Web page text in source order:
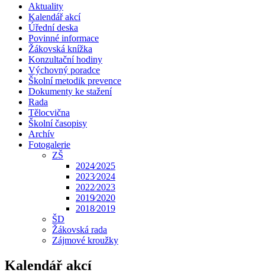
Aktuality
Kalendář akcí
Úřední deska
Povinné informace
Žákovská knížka
Konzultační hodiny
Výchovný poradce
Školní metodik prevence
Dokumenty ke stažení
Rada
Tělocvična
Školní časopisy
Archív
Fotogalerie
ZŠ
2024⁄2025
2023⁄2024
2022⁄2023
2019⁄2020
2018⁄2019
ŠD
Žákovská rada
Zájmové kroužky
Kalendář akcí